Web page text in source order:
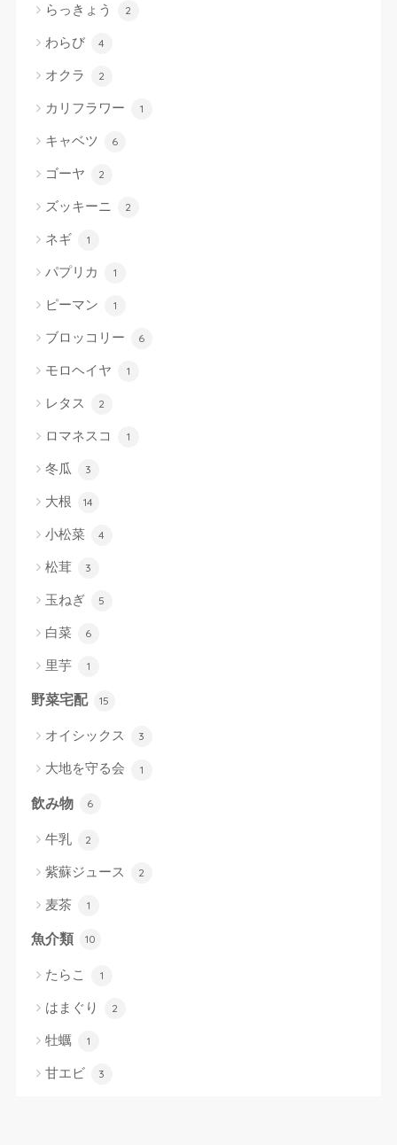
らっきょう 2
わらび 4
オクラ 2
カリフラワー 1
キャベツ 6
ゴーヤ 2
ズッキーニ 2
ネギ 1
パプリカ 1
ピーマン 1
ブロッコリー 6
モロヘイヤ 1
レタス 2
ロマネスコ 1
冬瓜 3
大根 14
小松菜 4
松茸 3
玉ねぎ 5
白菜 6
里芋 1
野菜宅配 15
オイシックス 3
大地を守る会 1
飲み物 6
牛乳 2
紫蘇ジュース 2
麦茶 1
魚介類 10
たらこ 1
はまぐり 2
牡蠣 1
甘エビ 3